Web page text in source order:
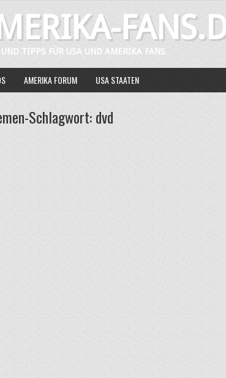
UND TIPPS FÜR USA UND AMERIKA FANS
AMERIKA FORUM USA STAATEN
Schlagwort: dvd